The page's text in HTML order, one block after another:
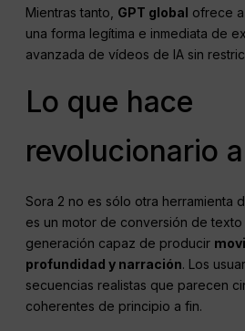
Mientras tanto, GPT global ofrece
una forma legítima e inmediata de
avanzada de vídeos de IA sin
Lo que hace
revolucionario
Sora 2 no es sólo otra herramienta
es un motor de conversión de
generación capaz de producir
profundidad y narración. Los
secuencias realistas que parecen
coherentes de principio a fin.